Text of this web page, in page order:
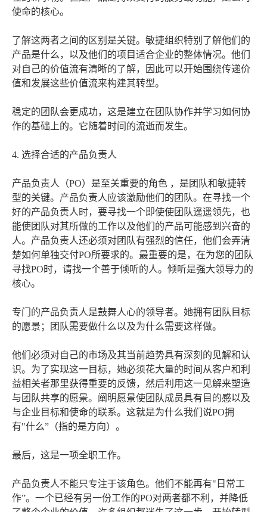
使命的核心。
了解这两者之间的区别是关键。敏捷组织特别了解他们的
产品是什么，以及他们的项目适合企业的整体情况。他们
对自己的价值流有清晰的了解，因此可以开始围绕传递价
值和发展这些价值流来构建其转型。
稳定的团队会更成功，这是建立在团队协作并学习如何协
作的基础上的。它随着时间的流逝而发生。
4. 选择合适的产品负责人
产品负责人（PO）是至关重要的角色 ，是团队和敏捷转
型的关键。产品负责人应该激励他们的团队。在寻找一个
好的产品负责人时，要寻找一个即使使团队遥遥领先，也
能使团队对其所做的工作以及他们的产品可能感到兴奋的
人。产品负责人还必须对团队有强烈的信任，他们会弄清
楚如何单独交付PO所要求的。最重要的是，在为您的团队
寻找PO时，请找一个善于倾听的人。倾听是强大领导力的
核心。
专门的产品负责人是鼓舞人心的领导者。她拥有团队目标
的愿景；团队需要做什么以及为什么需要这样做。
他们必须对自己的市场及其当前趋势具有深刻的见解和认
识。为了实现这一目标，她必须花大量的时间从客户和利
益相关者那里获得重要的反馈，然后利用这一见解来塑造
与团队共享的愿景。阐明愿景使团队成员具有目的感以及
与企业目标和使命的联系。这就是为什么我们说PO拥
有"什么”（指的是方向）。
最后，这是一项全职工作。
产品负责人不能只专注于该角色。他们不能再有"日常工
作”。一个已经有另一份工作的PO对两者都不利，并降低